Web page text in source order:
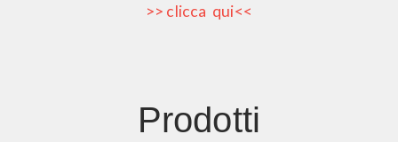
>> clicca qui<<
Prodotti